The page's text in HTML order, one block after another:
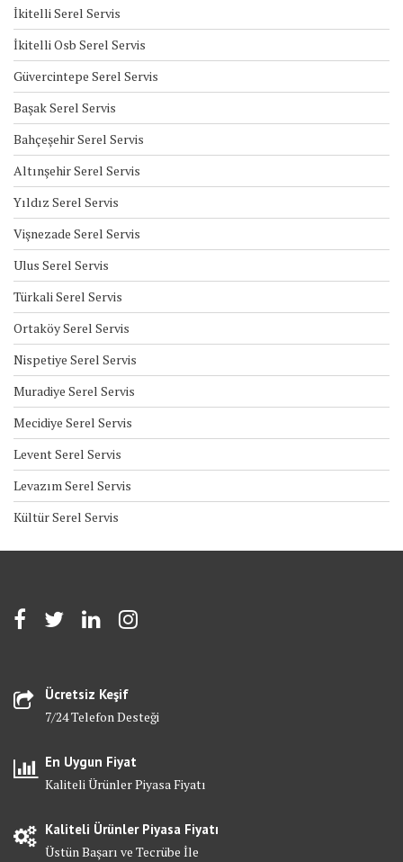
İkitelli Serel Servis
İkitelli Osb Serel Servis
Güvercintepe Serel Servis
Başak Serel Servis
Bahçeşehir Serel Servis
Altınşehir Serel Servis
Yıldız Serel Servis
Vişnezade Serel Servis
Ulus Serel Servis
Türkali Serel Servis
Ortaköy Serel Servis
Nispetiye Serel Servis
Muradiye Serel Servis
Mecidiye Serel Servis
Levent Serel Servis
Levazım Serel Servis
Kültür Serel Servis
Ücretsiz Keşif
7/24 Telefon Desteği
En Uygun Fiyat
Kaliteli Ürünler Piyasa Fiyatı
Kaliteli Ürünler Piyasa Fiyatı
Üstün Başarı ve Tecrübe İle